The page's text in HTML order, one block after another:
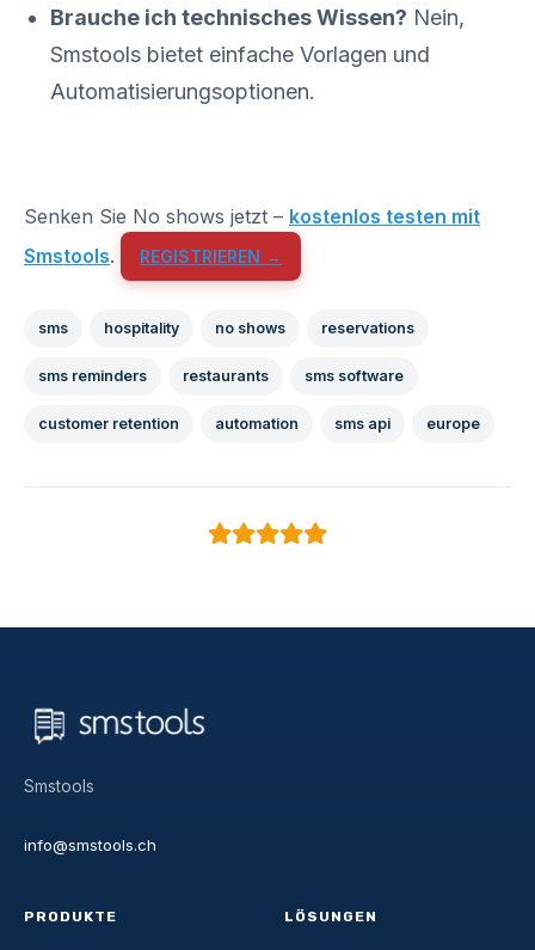
Brauche ich technisches Wissen? Nein,
Smstools bietet einfache Vorlagen und
Automatisierungsoptionen.
Senken Sie No shows jetzt – kostenlos testen mit
Smstools. REGISTRIEREN →
sms hospitality no shows reservations
sms reminders restaurants sms software
customer retention automation sms api europe
Smstools
info@smstools.ch
PRODUKTE LÖSUNGEN